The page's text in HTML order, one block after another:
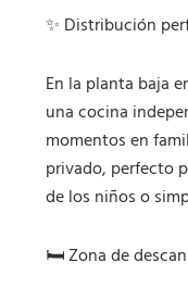
✨ Distribución
En la planta baja
una cocina
momentos en
privado, perfecto
de los niños o
🛏️ Zona de